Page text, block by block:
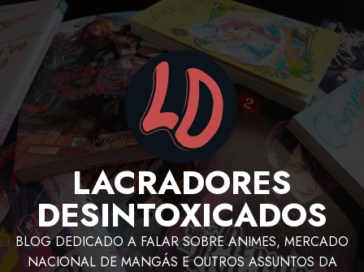
LACRADORES
DESINTOXICADOS
BLOG DEDICADO A FALAR SOBRE ANIMES, MERCADO
NACIONAL DE MANGÁS E OUTROS ASSUNTOS DA